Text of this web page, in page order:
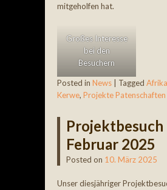
mitgeholfen hat.
Großes Interesse
bei den
Besuchern
Posted in News Tagged Afrika
Kerwe, Projekte Patenschaften
Projektbesuch
Februar 2025
Posted on 10. März 2025
Unser diesjähriger